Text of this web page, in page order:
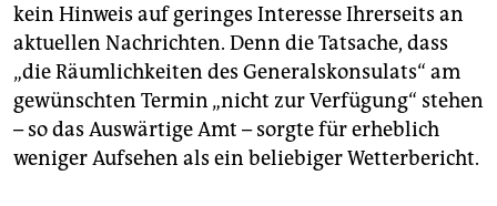
kein Hinweis auf geringes Interesse Ihrerseits an
aktuellen Nachrichten. Denn die Tatsache, dass
„die Räumlichkeiten des Generalskonsulats“ am
gewünschten Termin „nicht zur Verfügung“ stehen
– so das Auswärtige Amt – sorgte für erheblich
weniger Aufsehen als ein beliebiger Wetterbericht.